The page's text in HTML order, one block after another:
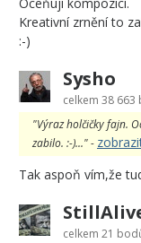
Oceňuji kompozici.
Kreativní zrnění to
:-)
Sysho
celkem 38 663
"Výraz holčičky fajn.
zabilo. :-)..." -
Tak aspoň vím,že
celkem 21